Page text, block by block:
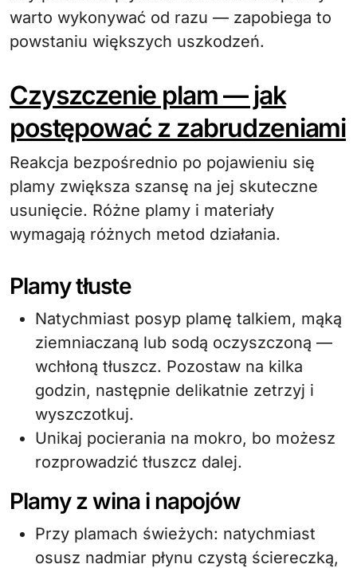
warto wykonywać od razu — zapobiega to
powstaniu większych uszkodzeń.
Czyszczenie plam — jak
postępować z zabrudzeniami
Reakcja bezpośrednio po pojawieniu się
plamy zwiększa szansę na jej skuteczne
usunięcie. Różne plamy i materiały
wymagają różnych metod działania.
Plamy tłuste
Natychmiast posyp plamę talkiem, mąką
ziemniaczaną lub sodą oczyszczoną —
wchłoną tłuszcz. Pozostaw na kilka
godzin, następnie delikatnie zetrzyj i
wyszczotkuj.
Unikaj pocierania na mokro, bo możesz
rozprowadzić tłuszcz dalej.
Plamy z wina i napojów
Przy plamach świeżych: natychmiast
osusz nadmiar płynu czystą ściereczką,